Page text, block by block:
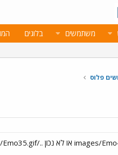
משתמשים בלוגים
פלוס